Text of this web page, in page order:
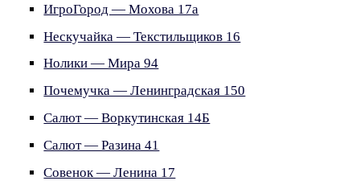
ИгроГород — Мохова 17а
Нескучайка — Текстильщиков 16
Нолики — Мира 94
Почемучка — Ленинградская 150
Салют — Воркутинская 14Б
Салют — Разина 41
Совенок — Ленина 17